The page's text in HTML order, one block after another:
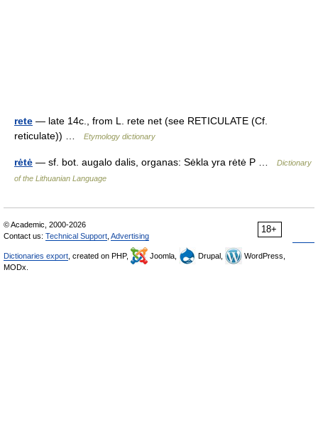
rete — late 14c., from L. rete net (see RETICULATE (Cf.
reticulate)) …
Etymology dictionary
rėtė — sf. bot. augalo dalis, organas: Sėkla yra rėtė P …
Dictionary
of the Lithuanian Language
18+
© Academic, 2000-2026
Contact us: Technical Support Advertising
Dictionaries export , created on PHP, Joomla, Drupal,
WordPress,
MODx.